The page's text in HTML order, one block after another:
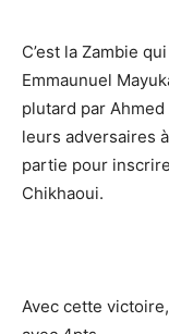
C’est la Zambie
Emmaunuel
plutard par
leurs adversaires
partie pour
Chikhaoui.
Avec cette